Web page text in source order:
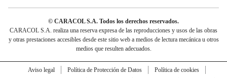
© CARACOL S.A. Todos los derechos reservados.
CARACOL S.A. realiza una reserva expresa de las reproducciones y usos de las obras
y otras prestaciones accesibles desde este sitio web a medios de lectura mecánica u otros
medios que resulten adecuados.
Aviso legal Política de Protección de Datos
Política de cookies